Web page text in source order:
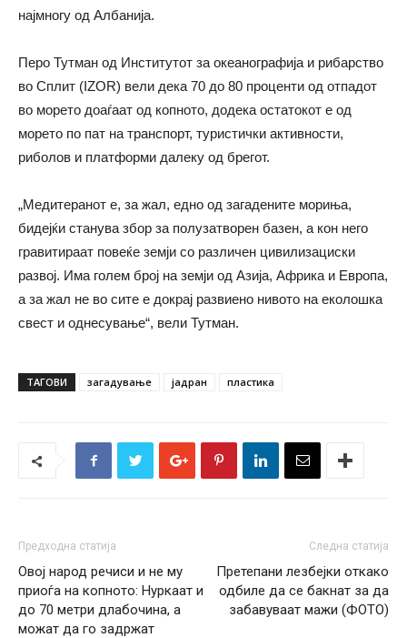
најмногу од Албанија.
Перо Тутман од Институтот за океанографија и рибарство
во Сплит (IZOR) вели дека 70 до 80 проценти од отпадот
во морето доаѓаат од копното, додека остатокот е од
морето по пат на транспорт, туристички активности,
риболов и платформи далеку од брегот.
„Медитеранот е, за жал, едно од загадените мориња,
бидејќи станува збор за полузатворен базен, а кон него
гравитираат повеќе земји со различен цивилизациски
развој. Има голем број на земји од Азија, Африка и Европа,
а за жал не во сите е докрај развиено нивото на еколошка
свест и однесување“, вели Тутман.
ТАГОВИ загадување јадран пластика
Предходна статија
Овој народ речиси и не му
приоѓа на копното: Нуркаат и
до 70 метри длабочина, а
можат да го задржат
Следна статија
Претепани лезбејки откако
одбиле да се бакнат за да
забавуваат мажи (ФОТО)